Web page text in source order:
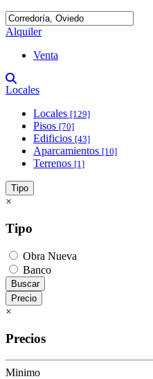
Alquiler
Venta
Locales
Locales [129]
Pisos [70]
Edificios [43]
Aparcamientos [10]
Terrenos [1]
Tipo
×
Tipo
Obra Nueva
Banco
Buscar
Precio
×
Precios
Minimo